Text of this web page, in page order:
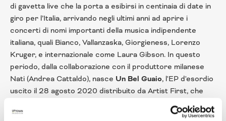
di gavetta live che la porta a esibirsi in centinaia di date in
giro per l’Italia, arrivando negli ultimi anni ad aprire i
concerti di nomi importanti della musica indipendente
italiana, quali Bianco, Vallanzaska, Giorgieness, Lorenzo
Kruger, e internazionale come Laura Gibson. In questo
periodo, dalla collaborazione con il produttore milanese
Nati (Andrea Cattaldo), nasce Un Bel Guaio, l'EP d'esordio
uscito il 28 agosto 2020 distribuito da Artist First, che
a Riccione per l'edizione 2020 di
Deejay On Stagee ad